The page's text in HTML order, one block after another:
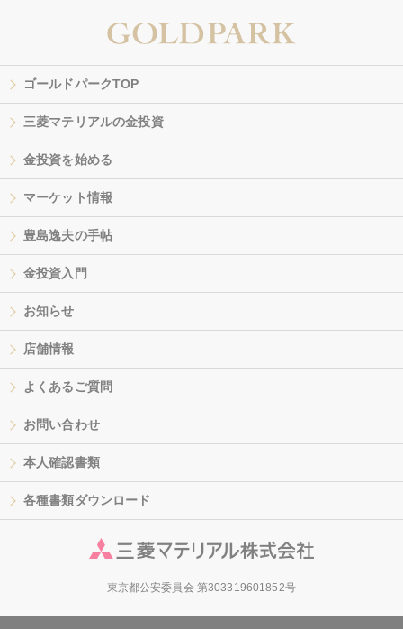
ゴールドパークTOP
三菱マテリアルの金投資
金投資を始める
マーケット情報
豊島逸夫の手帖
金投資入門
お知らせ
店舗情報
よくあるご質問
お問い合わせ
本人確認書類
各種書類ダウンロード
東京都公安委員会 第303319601852号